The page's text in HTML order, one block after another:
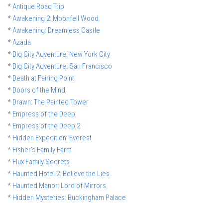
*Antique Road Trip
*Awakening 2: Moonfell Wood
*Awakening: Dreamless Castle
*Azada
* Big City Adventure: New York City
* Big City Adventure: San Francisco
* Death at Fairing Point
* Doors of the Mind
* Drawn: The Painted Tower
* Empress of the Deep
* Empress of the Deep 2
* Hidden Expedition: Everest
* Fisher’s Family Farm
* Flux Family Secrets
* Haunted Hotel 2: Believe the Lies
* Haunted Manor: Lord of Mirrors
* Hidden Mysteries: Buckingham Palace